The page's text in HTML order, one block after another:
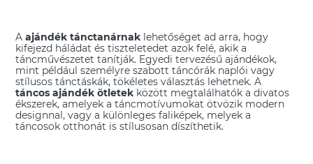
Aajándék tánctanárnak lehetőséget ad arra, hogy
kifejezd háládat és tiszteletedet azok felé, akik a
táncművészetet tanítják. Egyedi tervezésű ajándékok,
mint például személyre szabott táncórák naplói vagy
stílusos tánctáskák, tökéletes választás lehetnek. A
táncos ajándék ötletek között megtalálhatók a divatos
ékszerek, amelyek a táncmotívumokat ötvözik modern
designnal, vagy a különleges faliképek, melyek a
táncosok otthonát is stílusosan díszíthetik.